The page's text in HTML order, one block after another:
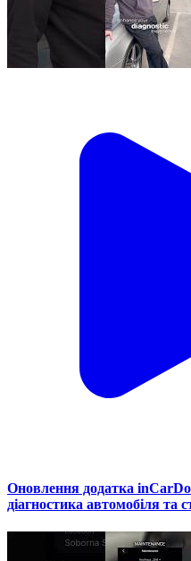
Оновлення додатка
діагностика автомобіля та